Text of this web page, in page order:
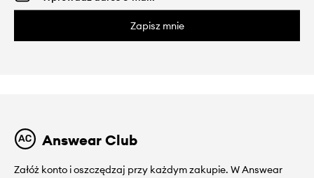
Zapisz mnie
Answear Club
Załóż konto i oszczędzaj przy każdym zakupie. W Answear